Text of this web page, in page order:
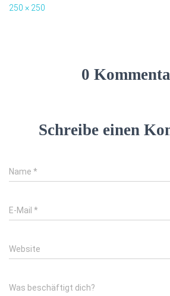
250 × 250
0
Schreibe einen
Name *
E-Mail *
Website
Was beschäftigt dich?